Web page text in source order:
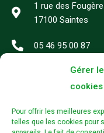
Gérer
cookies
Pour offrir les meilleures
telles que les cookies pour
1 rue des
17100 Saintes
05 46 95 00 87
Du Lundi au
9h–12h30/14h00-
SUIVEZ NOTRE